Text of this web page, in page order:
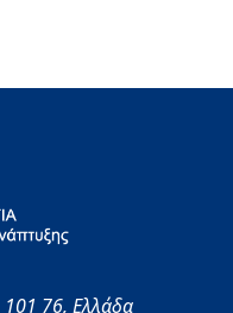
101 76, Ελλάδα